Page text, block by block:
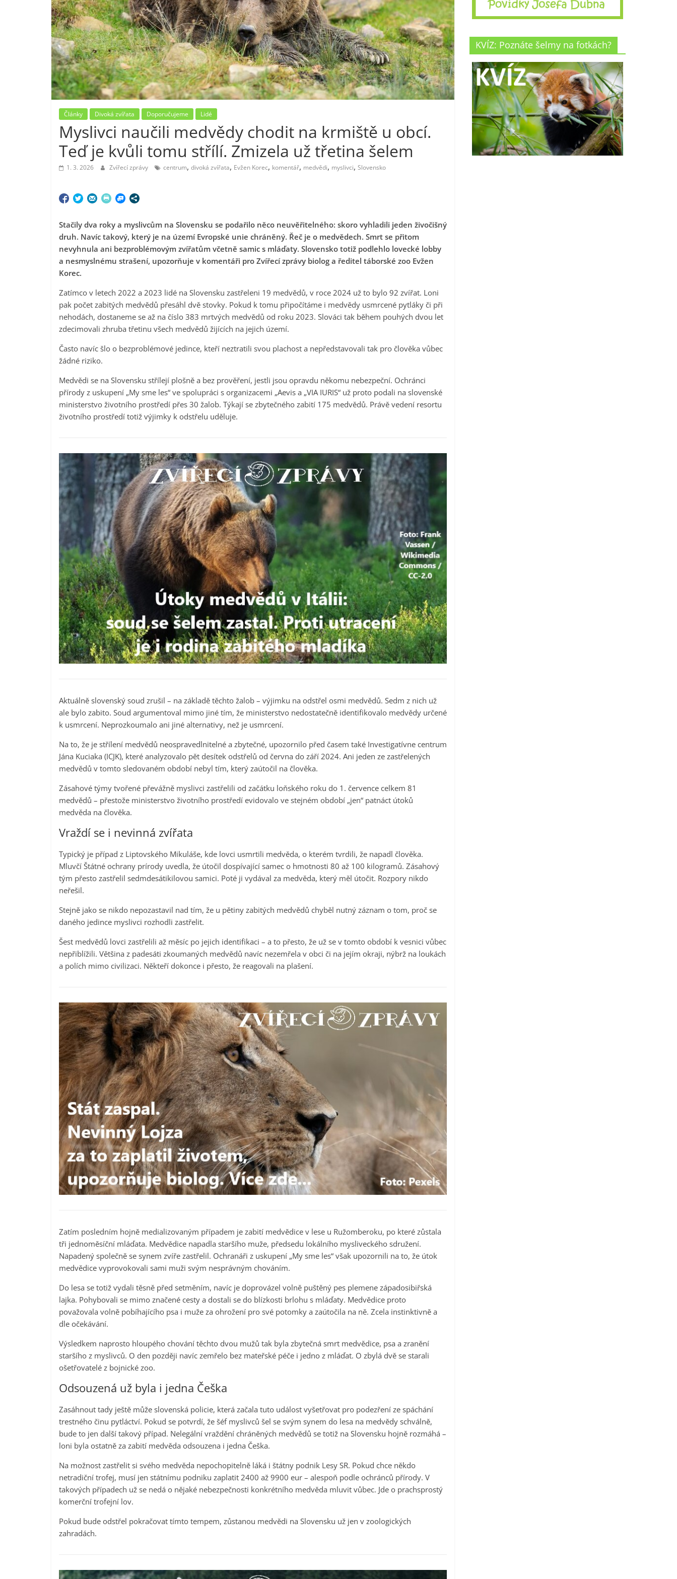
Články Divoká zvířata Doporučujeme Lidé
Myslivci naučili medvědy chodit na krmiště u obcí.
Teď je kvůli tomu střílí. Zmizela už třetina šelem
1. 3. 2026 Zvířecí zprávy centrum, divoká zvířata, Evžen Korec, komentář, medvědi, myslivci, Slovensko
Stačily dva roky a myslivcům na Slovensku se podařilo něco neuvěřitelného: skoro vyhladili jeden živočišný
druh. Navíc takový, který je na území Evropské unie chráněný. Řeč je o medvědech. Smrt se přitom
nevyhnula ani bezproblémovým zvířatům včetně samic s mláďaty. Slovensko totiž podlehlo lovecké lobby
a nesmyslnému strašení, upozorňuje v komentáři pro Zvířecí zprávy biolog a ředitel táborské zoo Evžen
Korec.
Zatímco v letech 2022 a 2023 lidé na Slovensku zastřeleni 19 medvědů, v roce 2024 už to bylo 92 zvířat. Loni
pak počet zabitých medvědů přesáhl dvě stovky. Pokud k tomu připočítáme i medvědy usmrcené pytláky či při
nehodách, dostaneme se až na číslo 383 mrtvých medvědů od roku 2023. Slováci tak během pouhých dvou let
zdecimovali zhruba třetinu všech medvědů žijících na jejich území.
Často navíc šlo o bezproblémové jedince, kteří neztratili svou plachost a nepředstavovali tak pro člověka vůbec
žádné riziko.
Medvědi se na Slovensku střílejí plošně a bez prověření, jestli jsou opravdu někomu nebezpeční. Ochránci
přírody z uskupení „My sme les“ ve spolupráci s organizacemi „Aevis a „VIA IURIS“ už proto podali na slovenské
ministerstvo životního prostředí přes 30 žalob. Týkají se zbytečného zabití 175 medvědů. Právě vedení resortu
životního prostředí totiž výjimky k odstřelu uděluje.
Aktuálně slovenský soud zrušil – na základě těchto žalob – výjimku na odstřel osmi medvědů. Sedm z nich už
ale bylo zabito. Soud argumentoval mimo jiné tím, že ministerstvo nedostatečně identifikovalo medvědy určené
k usmrcení. Neprozkoumalo ani jiné alternativy, než je usmrcení.
Na to, že je střílení medvědů neospravedlnitelné a zbytečné, upozornilo před časem také Investigatívne centrum
Jána Kuciaka (ICJK), které analyzovalo pět desítek odstřelů od června do září 2024. Ani jeden ze zastřelených
medvědů v tomto sledovaném období nebyl tím, který zaútočil na člověka.
Zásahové týmy tvořené převážně myslivci zastřelili od začátku loňského roku do 1. července celkem 81
medvědů – přestože ministerstvo životního prostředí evidovalo ve stejném období „jen“ patnáct útoků
medvěda na člověka.
Vraždí se i nevinná zvířata
Typický je případ z Liptovského Mikuláše, kde lovci usmrtili medvěda, o kterém tvrdili, že napadl člověka.
Mluvčí Štátné ochrany prírody uvedla, že útočil dospívající samec o hmotnosti 80 až 100 kilogramů. Zásahový
tým přesto zastřelil sedmdesátikilovou samici. Poté ji vydával za medvěda, který měl útočit. Rozpory nikdo
neřešil.
Stejně jako se nikdo nepozastavil nad tím, že u pětiny zabitých medvědů chyběl nutný záznam o tom, proč se
daného jedince myslivci rozhodli zastřelit.
Šest medvědů lovci zastřelili až měsíc po jejich identifikaci – a to přesto, že už se v tomto období k vesnici vůbec
nepřiblížili. Většina z padesáti zkoumaných medvědů navíc nezemřela v obci či na jejím okraji, nýbrž na loukách
a polích mimo civilizaci. Někteří dokonce i přesto, že reagovali na plašení.
Zatím posledním hojně medializovaným případem je zabití medvědice v lese u Ružomberoku, po které zůstala
tři jednoměsíční mláďata. Medvědice napadla staršího muže, předsedu lokálního mysliveckého sdružení.
Napadený společně se synem zvíře zastřelil. Ochranáři z uskupení „My sme les“ však upozornili na to, že útok
medvědice vyprovokovali sami muži svým nesprávným chováním.
Do lesa se totiž vydali těsně před setměním, navíc je doprovázel volně puštěný pes plemene západosibiřská
lajka. Pohybovali se mimo značené cesty a dostali se do blízkosti brlohu s mláďaty. Medvědice proto
považovala volně pobíhajícího psa i muže za ohrožení pro své potomky a zaútočila na ně. Zcela instinktivně a
dle očekávání.
Výsledkem naprosto hloupého chování těchto dvou mužů tak byla zbytečná smrt medvědice, psa a zranění
staršího z myslivců. O den později navíc zemřelo bez mateřské péče i jedno z mláďat. O zbylá dvě se starali
ošetřovatelé z bojnické zoo.
Odsouzená už byla i jedna Češka
Zasáhnout tady ještě může slovenská policie, která začala tuto událost vyšetřovat pro podezření ze spáchání
trestného činu pytláctví. Pokud se potvrdí, že šéf myslivců šel se svým synem do lesa na medvědy schválně,
bude to jen další takový případ. Nelegální vraždění chráněných medvědů se totiž na Slovensku hojně rozmáhá –
loni byla ostatně za zabití medvěda odsouzena i jedna Češka.
Na možnost zastřelit si svého medvěda nepochopitelně láká i štátny podnik Lesy SR. Pokud chce někdo
netradiční trofej, musí jen státnímu podniku zaplatit 2400 až 9900 eur – alespoň podle ochránců přírody. V
takových případech už se nedá o nějaké nebezpečnosti konkrétního medvěda mluvit vůbec. Jde o prachsprostý
komerční trofejní lov.
Pokud bude odstřel pokračovat tímto tempem, zůstanou medvědi na Slovensku už jen v zoologických
zahradách.
KVÍZ: Poznáte šelmy na fotkách?